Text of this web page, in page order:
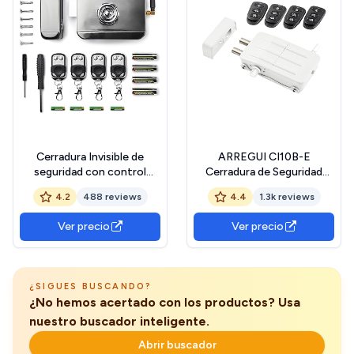
Cerradura Invisible de
seguridad con control
remoto - para puerta
exterior o interior con 4
mandos antirrobo y
antiokupas, Negro
4.2 488 reviews
Ver precio
ARREGUI CI10B-E
Cerradura de Seguridad
Invisible para Puerta con 4
mandos a distancia,
Antirrobo, Anti Okupas,
Cerradura Electrónica para
Puerta, Cerradura
4.4 1.3k reviews
Ver precio
¿SIGUES BUSCANDO?
¿No hemos acertado con los productos? Usa
nuestro buscador inteligente.
Abrir buscador